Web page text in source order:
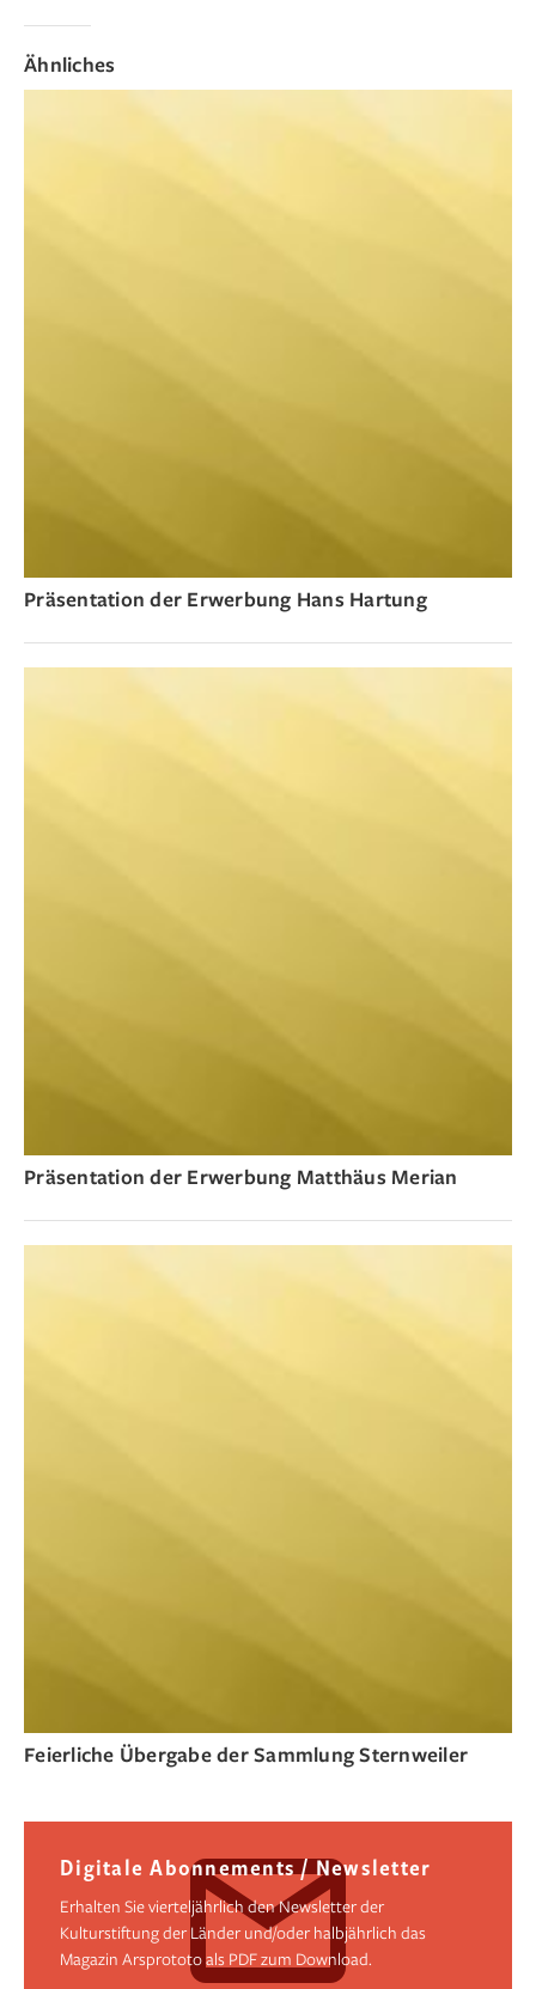
Ähnliches
Präsentation der Erwerbung Hans Hartung
Präsentation der Erwerbung Matthäus Merian
Feierliche Übergabe der Sammlung Sternweiler
Digitale Abonnements / Newsletter
Erhalten Sie vierteljährlich den Newsletter der
Kulturstiftung der Länder und/oder halbjährlich das
Magazin Arsprototo als PDF zum Download.